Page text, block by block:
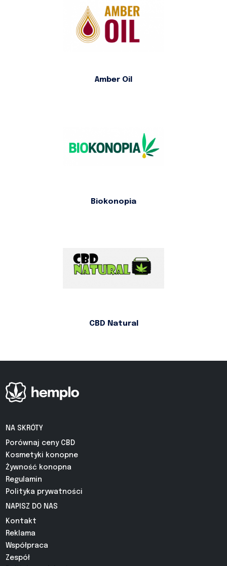
Amber Oil
Biokonopia
CBD Natural
NA SKRÓTY
Porównaj ceny CBD
Kosmetyki konopne
Żywność konopna
Regulamin
Polityka prywatności
NAPISZ DO NAS
Kontakt
Reklama
Współpraca
Zespół